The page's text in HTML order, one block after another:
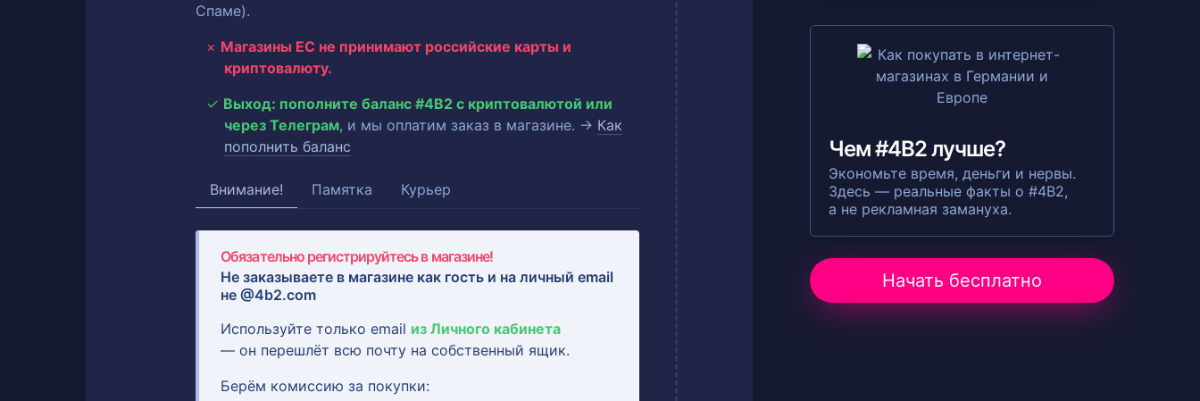
Спаме).
Магазины ЕС не принимают российские карты и
криптовалюту.
Выход: пополните баланс #4B2 с криптовалютой или
через Телеграм, и мы оплатим заказ в магазине. → Как
пополнить баланс
Внимание! Памятка Курьер
Обязательно регистрируйтесь в магазине!
Не заказываете в магазине как гость и наличный email
не @4b2.com
Используйте только email из Личного кабинета
— он перешлёт всю почту на собственный ящик.
Берём комиссию за покупки:
Чем #4B2 лучше?
Экономьте время, деньги и нервы.
Здесь — реальные факты о #4B2,
а не рекламная замануха.
Начать бесплатно